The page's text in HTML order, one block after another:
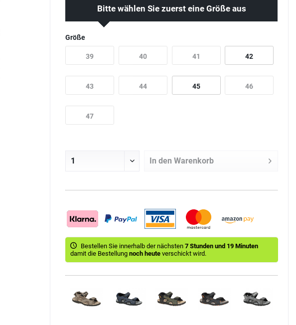
Bitte wählen Sie zuerst eine Größe aus
Größe
39 40 41 42
43 44 45 46
47
In den Warenkorb
Bestellen Sie innerhalb der nächsten7 Stunden und 19 Minuten
damit die Bestellungnoch heute verschickt wird.